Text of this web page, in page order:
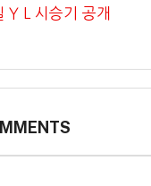
Y L 시승기 공개